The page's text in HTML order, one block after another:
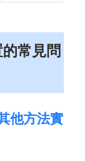
常見問
他方法實